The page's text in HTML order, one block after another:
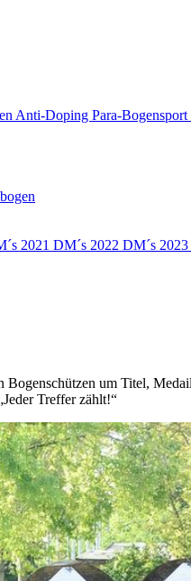
Anti-Doping Para-Bogensport
2021 DM´s 2022 DM´s 2023
um Titel,
Treffer zählt!“